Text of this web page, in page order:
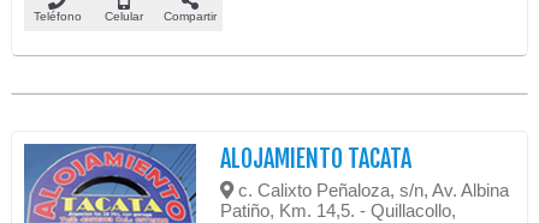
Teléfono Celular Compartir
ALOJAMIENTO TACATA
c. Calixto Peñaloza, s/n, Av. Albina
Patiño, Km. 14,5. - Quillacollo,